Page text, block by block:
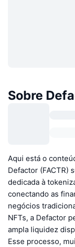
Sobre
Aqui está o
Defactor (FACTR)
dedicada à
conectando as
negócios
NFTs, a Defactor
ampla liquidez
Esse processo,